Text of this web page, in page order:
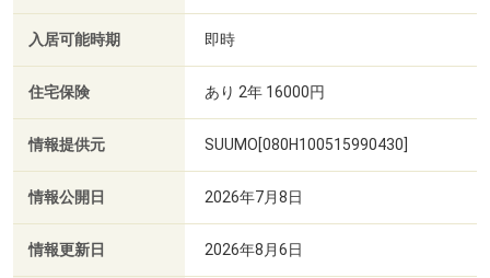
入居可能時期 即時
住宅保険 あり 2年 16000円
情報提供元 SUUMO[080H100515990430]
情報公開日 2026年7月8日
情報更新日 2026年8月6日